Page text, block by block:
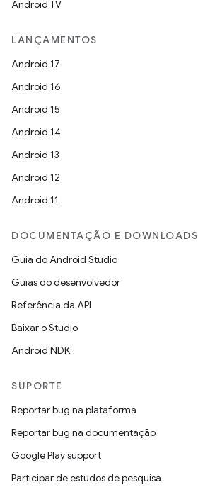
Android TV
LANÇAMENTOS
Android 17
Android 16
Android 15
Android 14
Android 13
Android 12
Android 11
DOCUMENTAÇÃO E DOWNLOADS
Guia do Android Studio
Guias do desenvolvedor
Referência da API
Baixar o Studio
Android NDK
SUPORTE
Reportar bug na plataforma
Reportar bug na documentação
Google Play support
Participar de estudos de pesquisa